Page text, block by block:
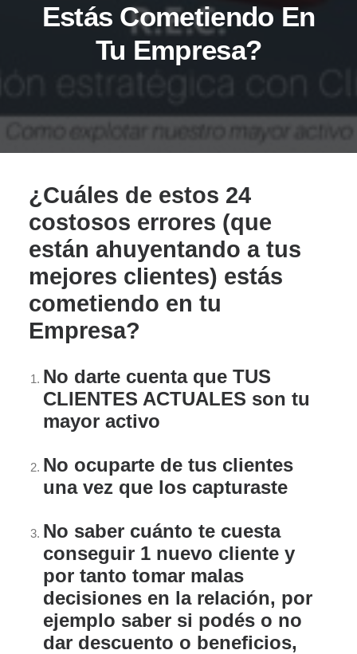
Estás Cometiendo En
Tu Empresa?
¿Cuáles de estos 24
costosos errores (que
están ahuyentando a tus
mejores clientes) estás
cometiendo en tu
Empresa?
No darte cuenta que TUS
CLIENTES ACTUALES son tu
mayor activo
No ocuparte de tus clientes
una vez que los capturaste
No saber cuánto te cuesta
conseguir 1 nuevo cliente y
por tanto tomar malas
decisiones en la relación, por
ejemplo saber si podés o no
dar descuento o beneficios,